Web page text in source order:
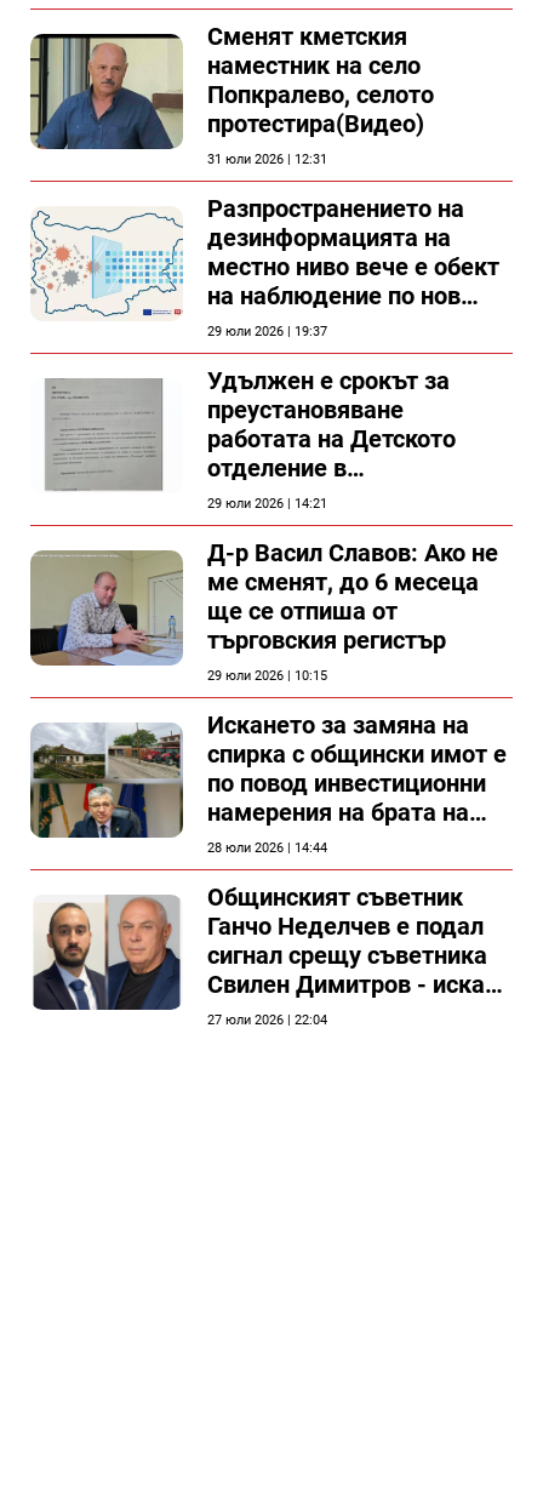
Сменят кметския
наместник на село
Попкралево, селото
протестира(Видео)
31 юли 2026 | 12:31
Разпространението на
дезинформацията на
местно ниво вече е обект
на наблюдение по нов
проект
29 юли 2026 | 19:37
Удължен е срокът за
преустановяване
работата на Детското
отделение в
силистренската болница
29 юли 2026 | 14:21
Д-р Васил Славов: Ако не
ме сменят, до 6 месеца
ще се отпиша от
търговския регистър
29 юли 2026 | 10:15
Искането за замяна на
спирка с общински имот е
по повод инвестиционни
намерения на брата на
председателя на
Общински съвет Силистра
28 юли 2026 | 14:44
Общинският съветник
Ганчо Неделчев е подал
сигнал срещу съветника
Свилен Димитров - иска
етичната комисия на
27 юли 2026 | 22:04